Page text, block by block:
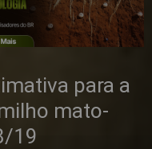
para a
mato-
19